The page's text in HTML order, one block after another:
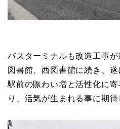
バスターミナルも改造工事
図書館、西図書館に続き、遂
駅前の賑わい増と活性化に
り、活気が生まれる事に期待